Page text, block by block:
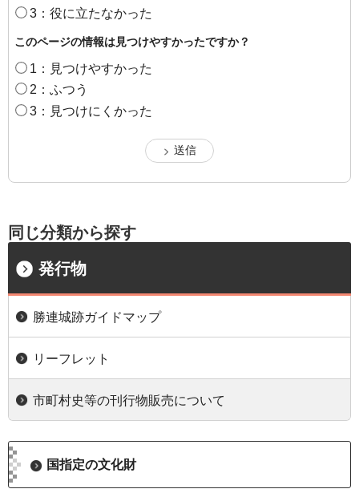
3：役に立たなかった
このページの情報は見つけやすかったですか？
1：見つけやすかった
2：ふつう
3：見つけにくかった
同じ分類から探す
発行物
勝連城跡ガイドマップ
リーフレット
市町村史等の刊行物販売について
国指定の文化財